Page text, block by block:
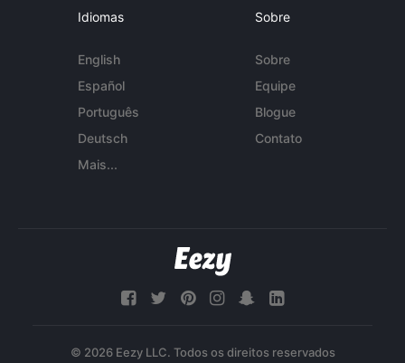
Idiomas
English
Español
Português
Deutsch
Mais...
Sobre
Sobre
Equipe
Blogue
Contato
© 2026 Eezy LLC. Todos os direitos reservados